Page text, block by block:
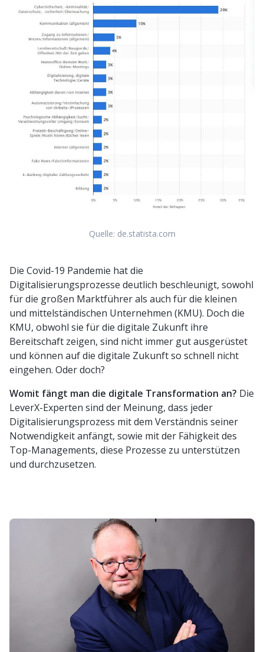
Quelle: de.statista.com
Die Covid-19 Pandemie hat die
Digitalisierungsprozesse deutlich beschleunigt, sowohl
für die großen Marktführer als auch für die kleinen
und mittelständischen Unternehmen (KMU). Doch die
KMU, obwohl sie für die digitale Zukunft ihre
Bereitschaft zeigen, sind nicht immer gut ausgerüstet
und können auf die digitale Zukunft so schnell nicht
eingehen. Oder doch?
Womit fängt man die digitale Transformation an? Die
LeverX-Experten sind der Meinung, dass jeder
Digitalisierungsprozess mit dem Verständnis seiner
Notwendigkeit anfängt, sowie mit der Fähigkeit des
Top-Managements, diese Prozesse zu unterstützen
und durchzusetzen.